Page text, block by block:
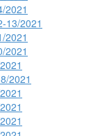
2021
13/2021
2021
2021
2021